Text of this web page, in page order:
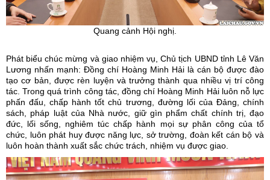
Quang cảnh Hội nghị.
Phát biểu chúc mừng và giao nhiệm vụ, Chủ tịch UBND tỉnh Lê Văn
Lương nhấn mạnh: Đồng chí Hoàng Minh Hải là cán bộ được đào
tạo cơ bản, được rèn luyện và trưởng thành qua nhiều vị trí công
tác. Trong quá trình công tác, đồng chí Hoàng Minh Hải luôn nỗ lực
phấn đấu, chấp hành tốt chủ trương, đường lối của Đảng, chính
sách, pháp luật của Nhà nước, giữ gìn phẩm chất chính trị, đạo
đức, lối sống, nghiêm túc chấp hành mọi sự phân công của tổ
chức, luôn phát huy được năng lực, sở trường, đoàn kết cán bộ và
luôn hoàn thành xuất sắc chức trách, nhiệm vụ được giao.